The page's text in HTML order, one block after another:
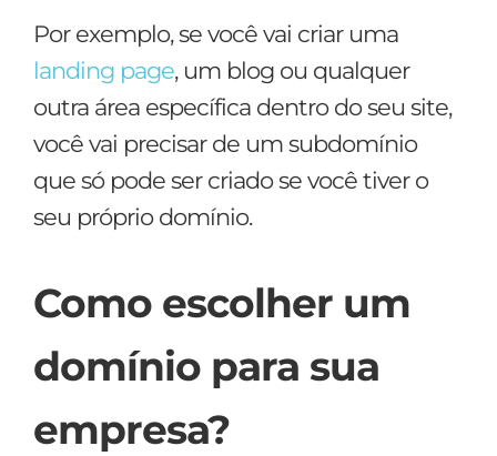
Por exemplo, se você vai criar uma
landing page, um blog ou qualquer
outra área específica dentro do seu site,
você vai precisar de um subdomínio
que só pode ser criado se você tiver o
seu próprio domínio.
Como escolher um
domínio para sua
empresa?